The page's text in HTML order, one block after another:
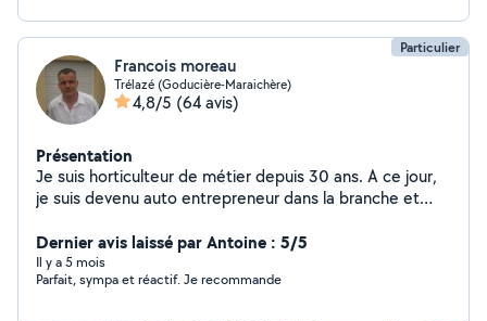
Particulier
Francois moreau
Trélazé (Goducière-Maraichère)
4,8/5 (64 avis)
Présentation
Je suis horticulteur de métier depuis 30 ans. A ce jour,
je suis devenu auto entrepreneur dans la branche et
pour emploi à domicile. Je propose mes services en
entretien de jardin, pose de clôture, confection et
nettoyage de terrasse et petites bricoles Je reste
Dernier avis laissé par Antoine : 5/5
Il y a 5 mois
Parfait, sympa et réactif. Je recommande